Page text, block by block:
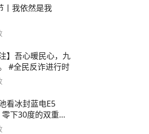
丨我依然是我
】吾心暖民心，九
#全民反诈进行时
看冰封蓝电E5
下30度的双重冰
录